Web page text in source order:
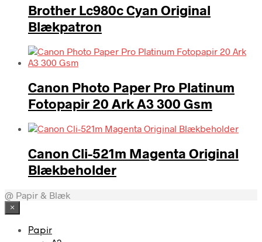
Brother Lc980c Cyan Original
Blækpatron
Canon Photo Paper Pro Platinum
Fotopapir 20 Ark A3 300 Gsm
Canon Cli-521m Magenta Original
Blækbeholder
@ Papir & Blæk
×
Papir